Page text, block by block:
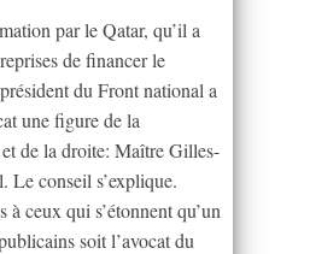
par le Qatar, qu’il a
de financer le
du Front national a
une figure de la
de la droite: Maître Gilles-
conseil s’explique.
à ceux qui s’étonnent qu’un
soit l’avocat du